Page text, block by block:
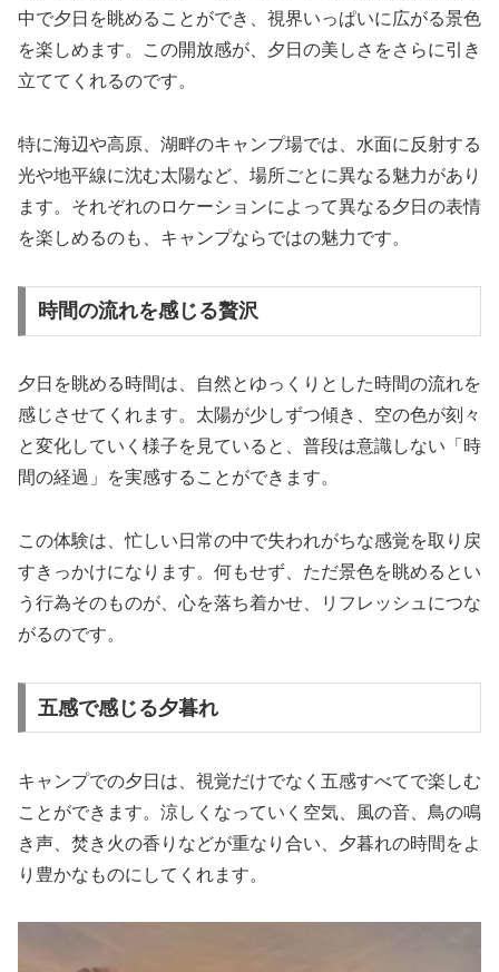
中で夕日を眺めることができ、視界いっぱいに広がる景色
を楽しめます。この開放感が、夕日の美しさをさらに引き
立ててくれるのです。
特に海辺や高原、湖畔のキャンプ場では、水面に反射する
光や地平線に沈む太陽など、場所ごとに異なる魅力があり
ます。それぞれのロケーションによって異なる夕日の表情
を楽しめるのも、キャンプならではの魅力です。
時間の流れを感じる贅沢
夕日を眺める時間は、自然とゆっくりとした時間の流れを
感じさせてくれます。太陽が少しずつ傾き、空の色が刻々
と変化していく様子を見ていると、普段は意識しない「時
間の経過」を実感することができます。
この体験は、忙しい日常の中で失われがちな感覚を取り戻
すきっかけになります。何もせず、ただ景色を眺めるとい
う行為そのものが、心を落ち着かせ、リフレッシュにつな
がるのです。
五感で感じる夕暮れ
キャンプでの夕日は、視覚だけでなく五感すべてで楽しむ
ことができます。涼しくなっていく空気、風の音、鳥の鳴
き声、焚き火の香りなどが重なり合い、夕暮れの時間をよ
り豊かなものにしてくれます。